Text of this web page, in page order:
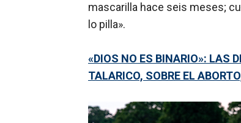
mascarilla hace seis meses;
lo pilla».
«DIOS NO ES BINARIO»: LAS
TALARICO, SOBRE EL